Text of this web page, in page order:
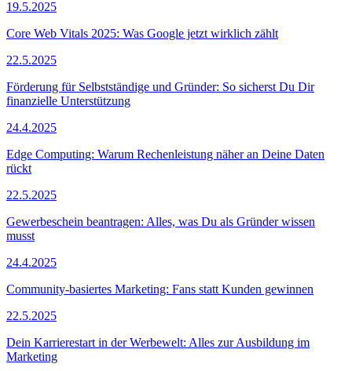
19.5.2025
Core Web Vitals 2025: Was Google jetzt wirklich zählt
22.5.2025
Förderung für Selbstständige und Gründer: So sicherst Du Dir
finanzielle Unterstützung
24.4.2025
Edge Computing: Warum Rechenleistung näher an Deine Daten
rückt
22.5.2025
Gewerbeschein beantragen: Alles, was Du als Gründer wissen
musst
24.4.2025
Community-basiertes Marketing: Fans statt Kunden gewinnen
22.5.2025
Dein Karrierestart in der Werbewelt: Alles zur Ausbildung im
Marketing